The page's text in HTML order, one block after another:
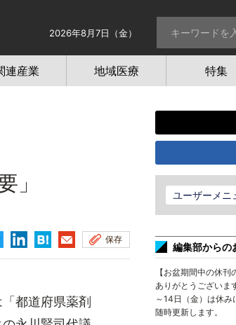
2026年8月7日（金）
連産業 地域医療 特集
」
保存
都道府県薬剤
ユーザーメニ
編集部からの
【お盆期間中の休
ありがとうございま
～14日（金）は休み
随時更新します。